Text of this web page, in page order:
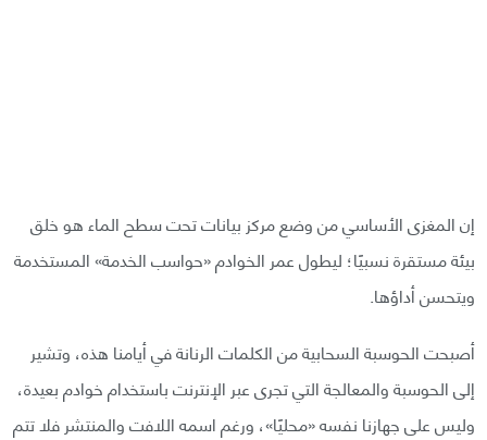
إن المغزى الأساسي من وضع مركز بيانات تحت سطح الماء هو خلق
بيئة مستقرة نسبيًا؛ ليطول عمر الخوادم «حواسب الخدمة» المستخدمة
ويتحسن أداؤها.
أصبحت الحوسبة السحابية من الكلمات الرنانة في أيامنا هذه، وتشير
إلى الحوسبة والمعالجة التي تجرى عبر الإنترنت باستخدام خوادم بعيدة،
وليس على جهازنا نفسه «محليًا»، ورغم اسمه اللافت والمنتشر فلا تتم